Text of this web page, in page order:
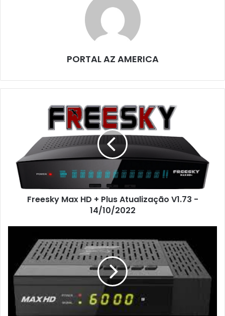
PORTAL AZ AMERICA
Freesky Max HD + Plus Atualização V1.73 -
14/10/2022